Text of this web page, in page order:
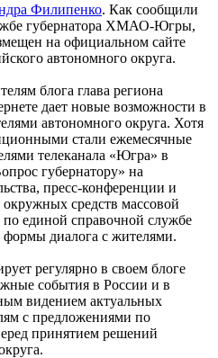
Филипенко. Как сообщили
губернатора ХМАО-Югры,
на официальном сайте
автономного округа.
блога глава региона
дает новые возможности в
автономного округа. Хотя
стали ежемесячные
телеканала «Югра» в
губернатору» на
пресс-конференции и
средств массовой
единой справочной службе
формы диалога с жителями.
регулярно в своем блоге
события в России и в
видением актуальных
с предложениями по
принятием решений